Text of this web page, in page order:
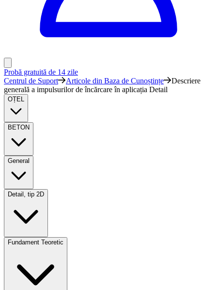
Probă gratuită de 14 zile
Centrul de Suport
Articole din Baza de Cunoștințe
Descriere
generală a impulsurilor de încărcare în aplicația Detail
OȚEL
BETON
General
Detail, tip 2D
Fundament Teoretic